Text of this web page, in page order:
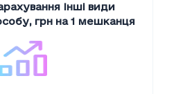
Iншi види
, грн на 1 мешканця